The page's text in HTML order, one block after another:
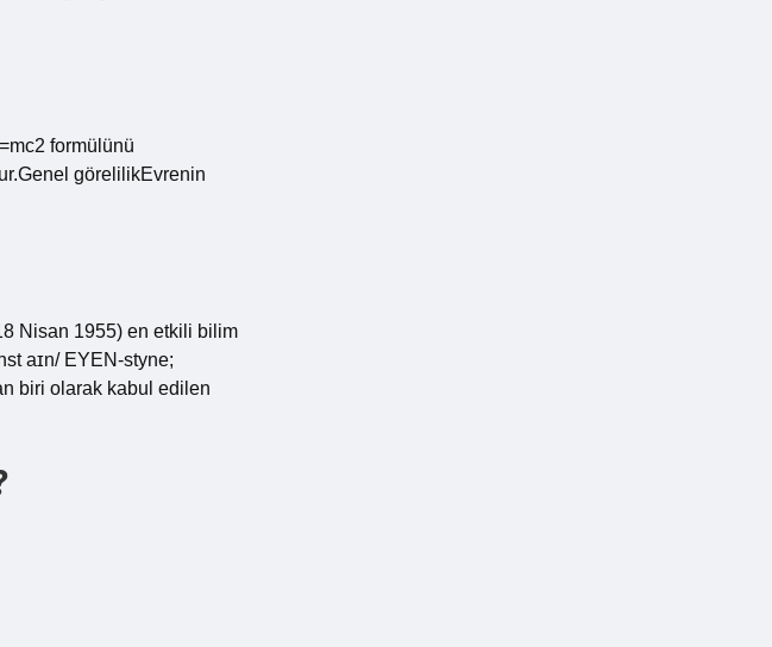
formülünü
görelilikEvrenin
Nisan 1955) en etkili bilim
aɪn/ EYEN-styne;
biri olarak kabul edilen